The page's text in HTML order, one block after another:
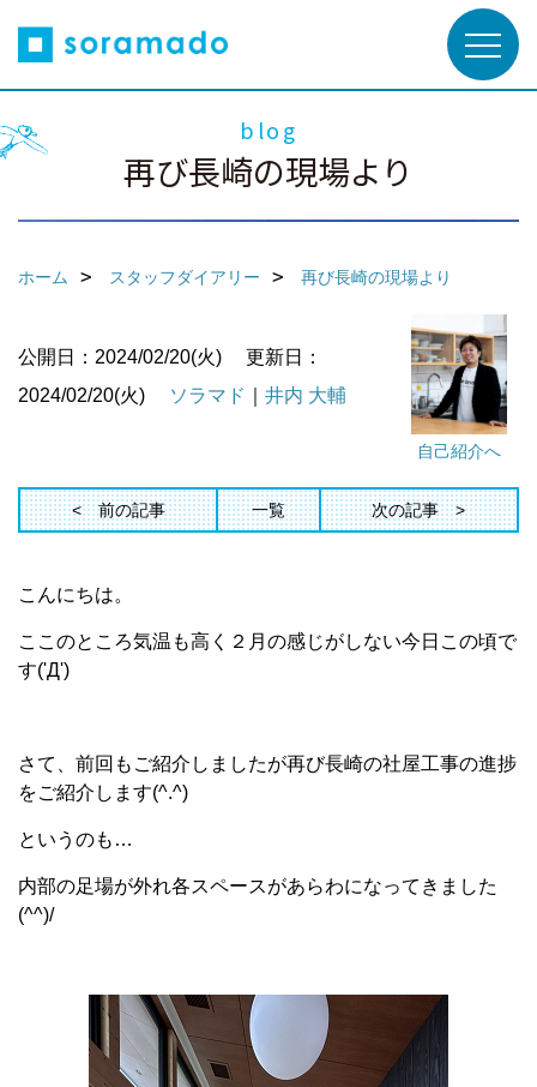
blog
再び長崎の現場より
ホーム スタッフダイアリー 再び長崎の現場より
自己紹介へ
公開日：2024/02/20(火)
更新日：
2024/02/20(火)
ソラマド 井内 大輔
前の記事 一覧 次の記事
こんにちは。
ここのところ気温も高く２月の感じがしない今日この頃で
す('Д')
さて、前回もご紹介しましたが再び長崎の社屋工事の進捗
をご紹介します(^.^)
というのも…
内部の足場が外れ各スペースがあらわになってきました
(^^)/